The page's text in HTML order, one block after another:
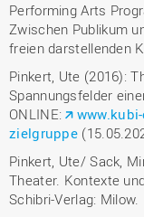
Performing Arts
Zwischen Publikum
freien darstellenden
Pinkert, Ute (2016):
Spannungsfelder
ONLINE:
zielgruppe
Pinkert, Ute/ Sack,
Theater. Kontexte
Schibri-Verlag: Milow.